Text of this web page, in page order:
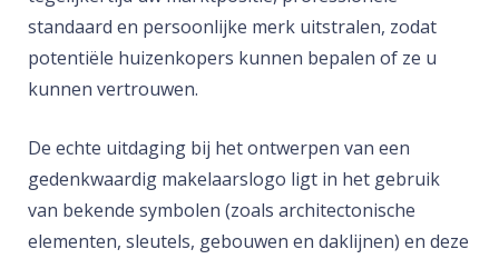
standaard en persoonlijke merk uitstralen, zodat
potentiële huizenkopers kunnen bepalen of ze u
kunnen vertrouwen.
De echte uitdaging bij het ontwerpen van een
gedenkwaardig makelaarslogo ligt in het gebruik
van bekende symbolen (zoals architectonische
elementen, sleutels, gebouwen en daklijnen) en deze